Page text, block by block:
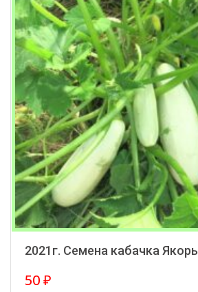
2021г. Семена кабачка Якорь
50₽